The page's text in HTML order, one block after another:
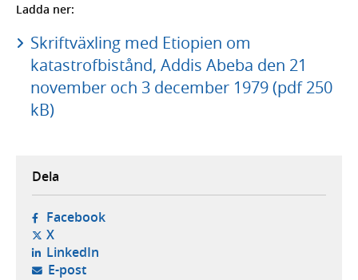
Ladda ner:
Skriftväxling med Etiopien om
katastrofbistånd, Addis Abeba den 21
november och 3 december 1979 (pdf 250
kB)
Dela
Facebook- öppnas i ny flik, extern webbplats,
X- öppnas i ny flik, extern webbplats,
LinkedIn- öppnas i ny flik, extern webbplats,
E-post- öppnar din e-postklient,